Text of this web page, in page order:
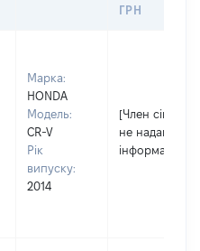
ГРН
Марка:
HONDA
Модель:
CR-V
Рік
випуску:
2014
[Член сім'ї
не надав
інформацію]